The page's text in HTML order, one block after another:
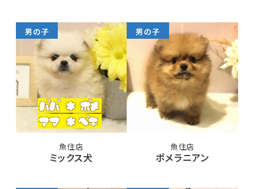
男の子
魚住店
ミックス犬
男の子
魚住店
ポメラニアン